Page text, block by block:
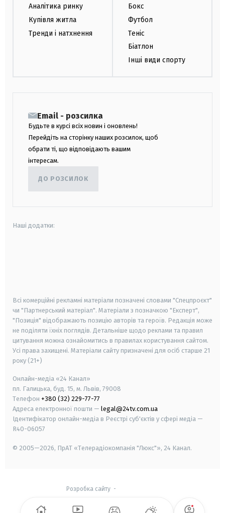
Аналітика ринку
Купівля житла
Тренди і натхнення
Бокс
Футбол
Теніс
Біатлон
Інші види спорту
Email - розсилка
Будьте в курсі всіх новин і оновлень!
Перейдіть на сторінку наших розсилок, щоб
обрати ті, що відповідають вашим
інтересам.
ДО РОЗСИЛОК
Наші додатки:
Всі комерційні рекламні матеріали позначені словами "Спецпроєкт"
чи "Партнерський матеріал". Матеріали з позначкою "Експерт",
"Позиція" відображають позицію авторів та героїв. Редакція може
не поділяти їхніх поглядів. Детальніше щодо реклами та правил
цитування можна ознайомитись в правилах користування сайтом.
Усі права захищені. Матеріали сайту призначені для осіб старше 21
року (21+)
Онлайн-медіа «24 Канал»
пл. Галицька, буд. 15, м. Львів, 79008
Телефон +380 (32) 229-77-77
Адреса електронної пошти — legal@24tv.com.ua
Ідентифікатор онлайн-медіа в Реєстрі суб'єктів у сфері медіа —
R40-06057
© 2005—2026, ПрАТ «Телерадіокомпанія "Люкс"», 24 Канал.
Розробка сайту-